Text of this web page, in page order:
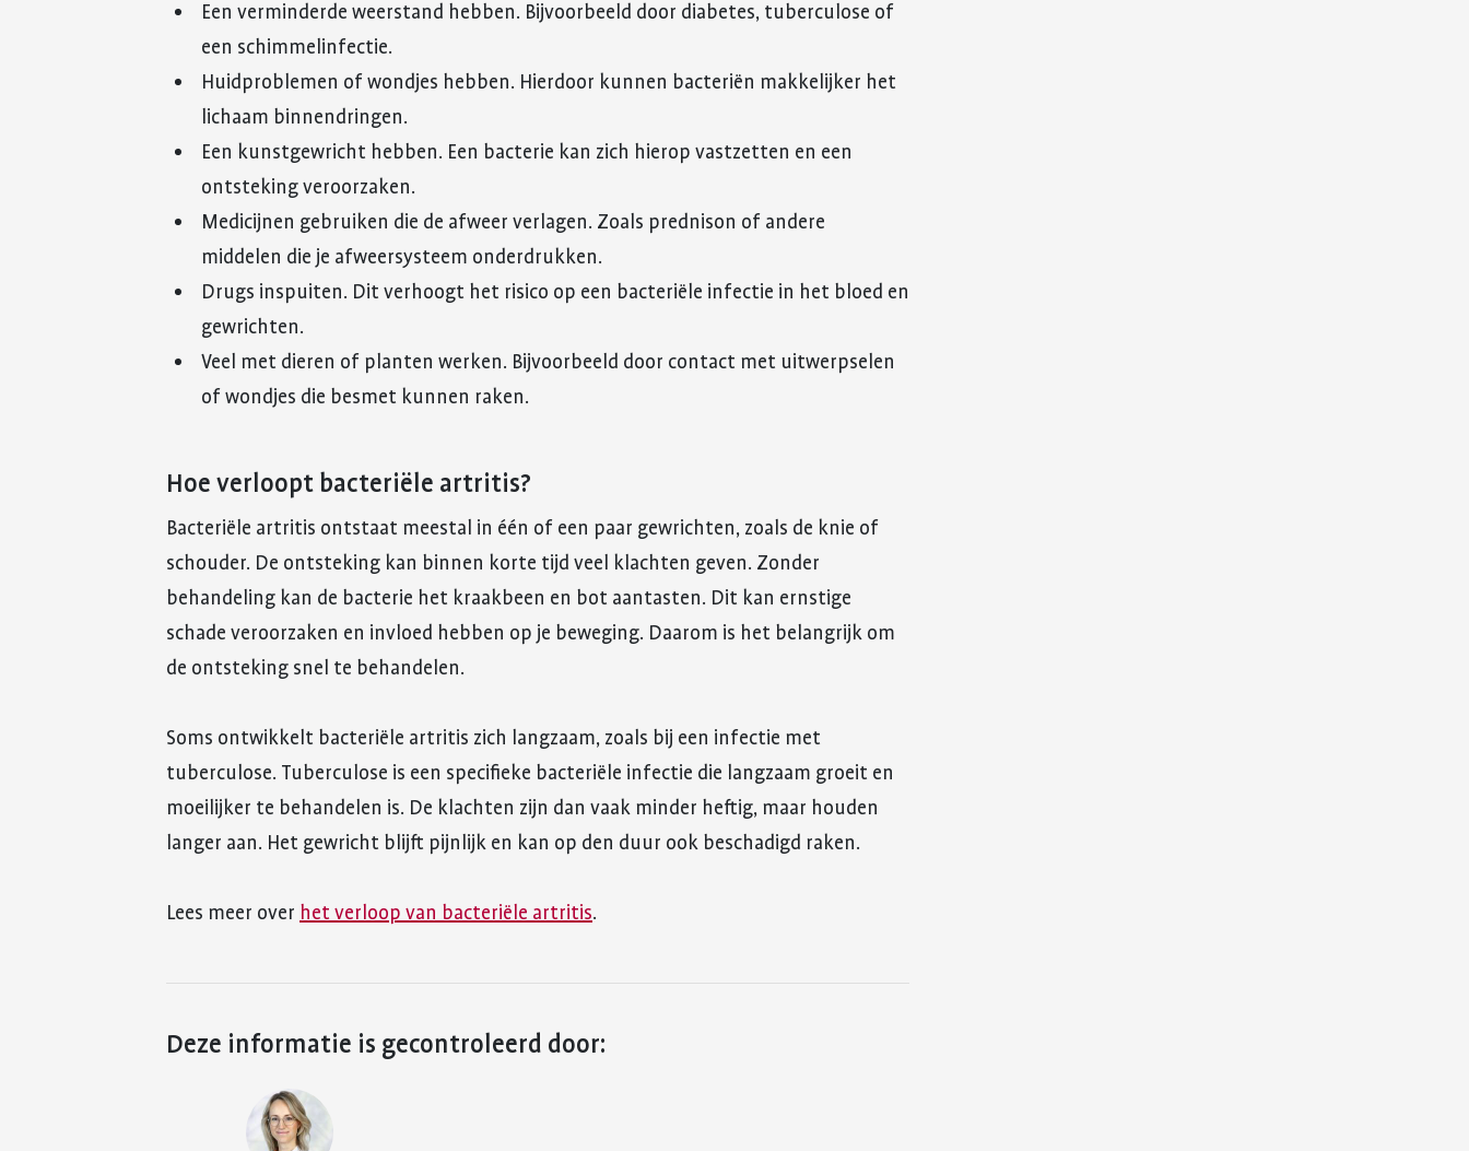
Een verminderde weerstand hebben. Bijvoorbeeld door diabetes, tuberculose of
een schimmelinfectie.
Huidproblemen of wondjes hebben. Hierdoor kunnen bacteriën makkelijker het
lichaam binnendringen.
Een kunstgewricht hebben. Een bacterie kan zich hierop vastzetten en een
ontsteking veroorzaken.
Medicijnen gebruiken die de afweer verlagen. Zoals prednison of andere
middelen die je afweersysteem onderdrukken.
Drugs inspuiten. Dit verhoogt het risico op een bacteriële infectie in het bloed en
gewrichten.
Veel met dieren of planten werken. Bijvoorbeeld door contact met uitwerpselen
of wondjes die besmet kunnen raken.
Hoe verloopt bacteriële artritis?
Bacteriële artritis ontstaat meestal in één of een paar gewrichten, zoals de knie of
schouder. De ontsteking kan binnen korte tijd veel klachten geven. Zonder
behandeling kan de bacterie het kraakbeen en bot aantasten. Dit kan ernstige
schade veroorzaken en invloed hebben op je beweging. Daarom is het belangrijk om
de ontsteking snel te behandelen.
Soms ontwikkelt bacteriële artritis zich langzaam, zoals bij een infectie met
tuberculose. Tuberculose is een specifieke bacteriële infectie die langzaam groeit en
moeilijker te behandelen is. De klachten zijn dan vaak minder heftig, maar houden
langer aan. Het gewricht blijft pijnlijk en kan op den duur ook beschadigd raken.
Lees meer over het verloop van bacteriële artritis.
Deze informatie is gecontroleerd door: